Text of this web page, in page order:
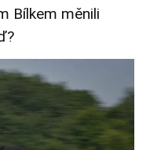
Bílkem měnili